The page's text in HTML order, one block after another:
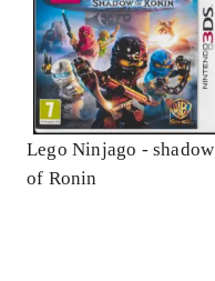
Lego Ninjago - shadow
of Ronin